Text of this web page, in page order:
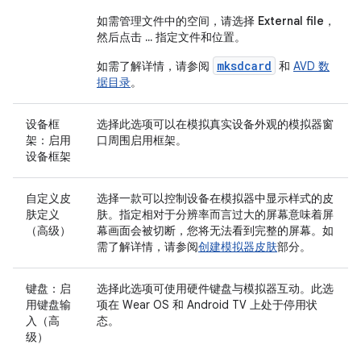
如需管理文件中的空间，请选择 External file ，
然后点击 ... 指定文件和位置。
如需了解详情，请参阅
mksdcard 和 AVD 数
据目录。
设备框
架：启用
设备框架
选择此选项可以在模拟真实设备外观的模拟器窗
口周围启用框架。
自定义皮
肤定义
（高级）
选择一款可以控制设备在模拟器中显示样式的皮
肤。指定相对于分辨率而言过大的屏幕意味着屏
幕画面会被切断，您将无法看到完整的屏幕。如
需了解详情，请参阅创建模拟器皮肤部分。
键盘：启
用键盘输
入（高
级）
选择此选项可使用硬件键盘与模拟器互动。此选
项在 Wear OS 和 Android TV 上处于停用状
态。